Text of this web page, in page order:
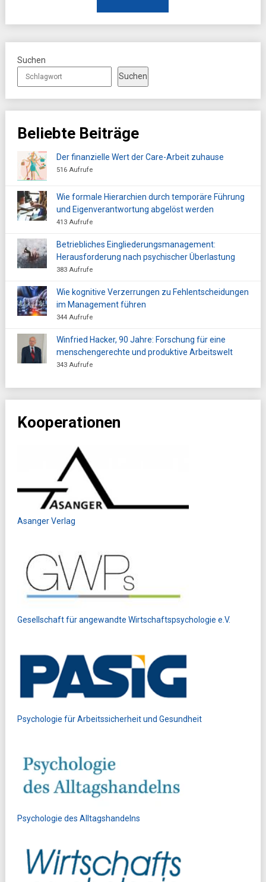
Suchen
Suchen
Beliebte Beiträge
Der finanzielle Wert der Care-Arbeit zuhause
516 Aufrufe
Wie formale Hierarchien durch temporäre Führung
und Eigenverantwortung abgelöst werden
413 Aufrufe
Betriebliches Eingliederungsmanagement:
Herausforderung nach psychischer Überlastung
383 Aufrufe
Wie kognitive Verzerrungen zu Fehlentscheidungen
im Management führen
344 Aufrufe
Winfried Hacker, 90 Jahre: Forschung für eine
menschengerechte und produktive Arbeitswelt
343 Aufrufe
Kooperationen
Asanger Verlag
Gesellschaft für angewandte Wirtschaftspsychologie e.V.
Psychologie für Arbeitssicherheit und Gesundheit
Psychologie des Alltagshandelns